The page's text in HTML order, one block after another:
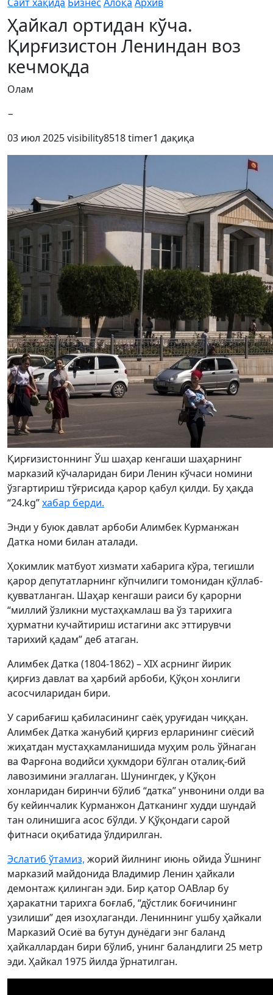
Ҳайкал ортидан кўча.
Қирғизистон Лениндан воз
кечмоқда
Олам
−
03 июл 2025visibility8518timer1 дақиқа
Қирғизистоннинг Ўш шаҳар кенгаши шаҳарнинг
марказий кўчаларидан бири Ленин кўчаси номини
ўзгартириш тўғрисида қарор қабул қилди. Бу ҳақда
“24.kg”хабар берди.
Энди у буюк давлат арбоби Алимбек Курманжан
Датка номи билан аталади.
Ҳокимлик матбуот хизмати хабарига кўра, тегишли
қарор депутатларнинг кўпчилиги томонидан қўллаб-
қувватланган. Шаҳар кенгаши раиси бу қарорни
“миллий ўзликни мустаҳкамлаш ва ўз тарихига
ҳурматни кучайтириш истагини акс эттирувчи
тарихий қадам” деб атаган.
Алимбек Датка (1804-1862) – ХIХ асрнинг йирик
қирғиз давлат ва ҳарбий арбоби, Қўқон хонлиги
асосчиларидан бири.
У сарибағиш қабиласининг саёқ уруғидан чиққан.
Алимбек Датка жанубий қирғиз ерларининг сиёсий
жиҳатдан мустаҳкамланишида муҳим роль ўйнаган
ва Фарғона водийси ҳукмдори бўлган оталиқ-бий
лавозимини эгаллаган. Шунингдек, у Қўқон
хонларидан биринчи бўлиб “датка” унвонини олди ва
бу кейинчалик Курманжон Датканинг худди шундай
тан олинишига асос бўлди. У Қўқондаги сарой
фитнаси оқибатида ўлдирилган.
Эслатиб ўтамиз, жорий йилнинг июнь ойида Ўшнинг
марказий майдонида Владимир Ленин ҳайкали
демонтаж қилинган эди. Бир қатор ОАВлар бу
ҳаракатни тарихга боғлаб, “дўстлик боғичининг
узилиши” дея изоҳлаганди. Лениннинг ушбу ҳайкали
Марказий Осиё ва бутун дунёдаги энг баланд
ҳайкаллардан бири бўлиб, унинг баландлиги 25 метр
эди. Ҳайкал 1975 йилда ўрнатилган.